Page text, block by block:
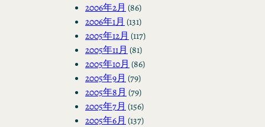
2006年2月 (86)
2006年1月 (131)
2005年12月 (117)
2005年11月 (81)
2005年10月 (86)
2005年9月 (79)
2005年8月 (79)
2005年7月 (156)
2005年6月 (137)